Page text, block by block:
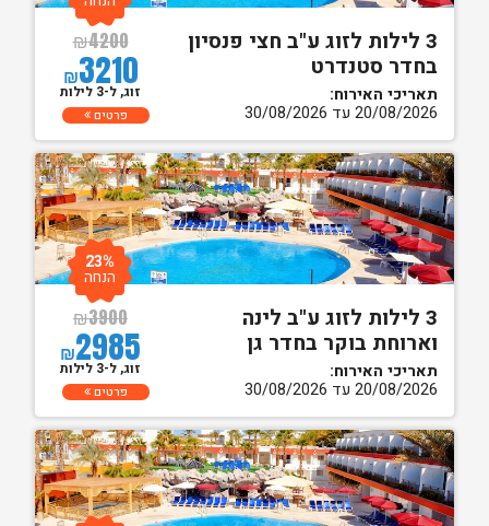
3 לילות לזוג ע"ב חצי פנסיון
בחדר סטנדרט
תאריכי האירוח:
20/08/2026 עד 30/08/2026
₪4200
₪3210
זוג, ל-3 לילות
פרטים
3 לילות לזוג ע"ב לינה
וארוחת בוקר בחדר גן
תאריכי האירוח:
20/08/2026 עד 30/08/2026
₪3900
₪2985
23%
הנחה
זוג, ל-3 לילות
פרטים